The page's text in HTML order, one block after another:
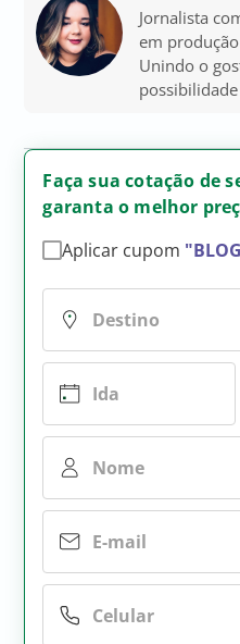
Jornalista
em
Unindo o
Faça sua cotação de
garanta o melhor
Aplicar cupom